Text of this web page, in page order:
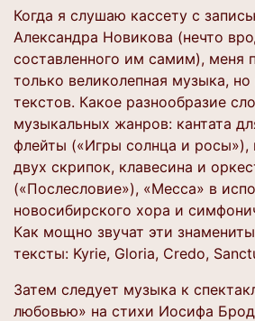
Когда я слушаю кассету с
Александра Новикова (нечто
составленного им самим), меня
только великолепная музыка,
текстов. Какое разнообразие
музыкальных жанров: кантата
флейты («Игры солнца и росы»),
двух скрипок, клавесина и
(«Послесловие»), «Месса» в
новосибирского хора и
Как мощно звучат эти
тексты: Kyrie, Gloria, Credo,
Затем следует музыка к
любовью» на стихи Иосифа